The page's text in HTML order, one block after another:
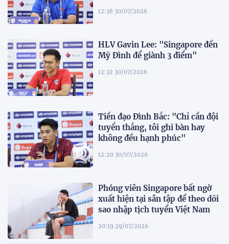
12:38 30/07/2026
HLV Gavin Lee: "Singapore đến
Mỹ Đình để giành 3 điểm"
12:32 30/07/2026
Tiền đạo Đình Bắc: "Chỉ cần đội
tuyển thắng, tôi ghi bàn hay
không đều hạnh phúc"
12:20 30/07/2026
Phóng viên Singapore bất ngờ
xuất hiện tại sân tập để theo dõi
sao nhập tịch tuyển Việt Nam
20:19 29/07/2026